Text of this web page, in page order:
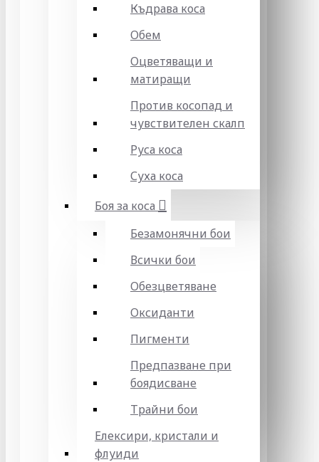
Къдрава коса
Обем
Оцветяващи и
матиращи
Против косопад и
чувствителен скалп
Руса коса
Суха коса
Боя за коса
Безамонячни бои
Всички бои
Обезцветяване
Оксиданти
Пигменти
Предпазване при
боядисване
Трайни бои
Елексири, кристали и
флуиди